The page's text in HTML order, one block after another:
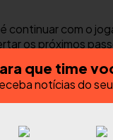
continuar com o
os próximos
se estenderá. O
da próxima
que time
notícias do